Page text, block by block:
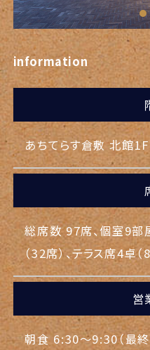
information
あちてらす倉敷 北館1F
総席数 97席、個室9部
（32席）、テラス席4卓（8
営
朝食 6:30～9:30（最